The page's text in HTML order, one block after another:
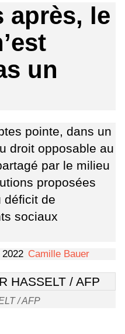
après, le
un
pointe, dans un
droit opposable au
par le milieu
proposées
déficit de
sociaux
Camille Bauer
/ AFP